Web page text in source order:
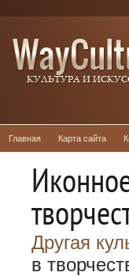
Главная Карта сайта
Другая
в